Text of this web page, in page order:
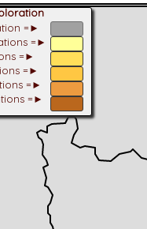
=►
=►
=►
=►
=►
=►